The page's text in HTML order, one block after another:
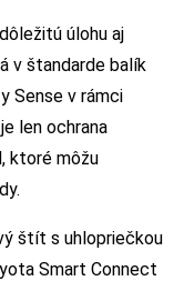
úlohu aj
v štandarde balík
Sense v rámci
len ochrana
ktoré môžu
štít s uhlopriečkou
Smart Connect